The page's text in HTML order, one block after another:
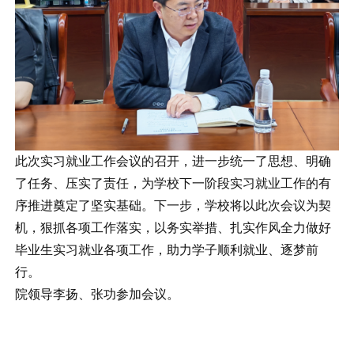
此次实习就业工作会议的召开，进一步统一了思想、明确
了任务、压实了责任，为学校下一阶段实习就业工作的有
序推进奠定了坚实基础。下一步，学校将以此次会议为契
机，狠抓各项工作落实，以务实举措、扎实作风全力做好
毕业生实习就业各项工作，助力学子顺利就业、逐梦前
行。
院领导李扬、张功参加会议。